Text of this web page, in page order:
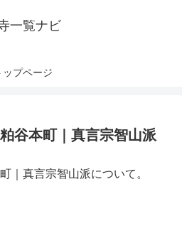
一覧ナビ
ップページ
谷本町｜真言宗智山派
｜真言宗智山派について。